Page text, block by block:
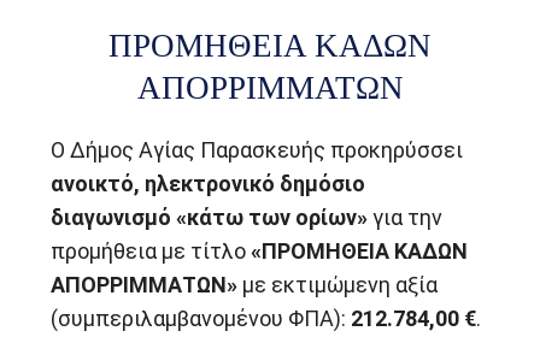
ΠΡΟΜΗΘΕΙΑ ΚΑΔΩΝ
ΑΠΟΡΡΙΜΜΑΤΩΝ
Ο Δήμος Αγίας Παρασκευής προκηρύσσει
ανοικτό, ηλεκτρονικό δημόσιο
διαγωνισμό «κάτω των ορίων»για την
προμήθεια με τίτλο«ΠΡΟΜΗΘΕΙΑ ΚΑΔΩΝ
ΑΠΟΡΡΙΜΜΑΤΩΝ» με εκτιμώμενη αξία
(συμπεριλαμβανομένου ΦΠΑ): 212.784,00 €.